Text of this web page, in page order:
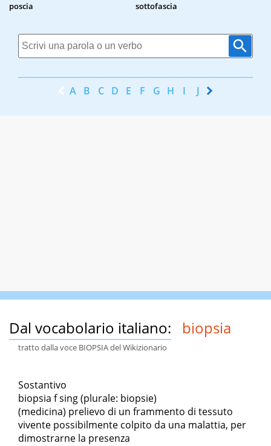
poscia
sottofascia
A B C D E F G H I J K
Dal vocabolario italiano: biopsia
tratto dalla voce BIOPSIA del Wikizionario
Sostantivo
biopsia f sing (plurale: biopsie)
(medicina) prelievo di un frammento di tessuto
vivente possibilmente colpito da una malattia, per
dimostrarne la presenza